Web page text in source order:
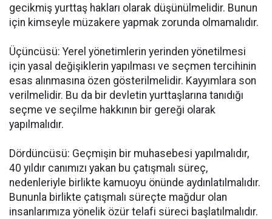
gecikmiş yurttaş hakları olarak düşünülmelidir. Bunun
için kimseyle müzakere yapmak zorunda olmamalıdır.
Üçüncüsü: Yerel yönetimlerin yerinden yönetilmesi
için yasal değişiklerin yapılması ve seçmen tercihinin
esas alınmasına özen gösterilmelidir. Kayyımlara son
verilmelidir. Bu da bir devletin yurttaşlarına tanıdığı
seçme ve seçilme hakkının bir gereği olarak
yapılmalıdır.
Dördüncüsü: Geçmişin bir muhasebesi yapılmalıdır,
40 yıldır canımızı yakan bu çatışmalı süreç,
nedenleriyle birlikte kamuoyu önünde aydınlatılmalıdır.
Bununla birlikte çatışmalı süreçte mağdur olan
insanlarımıza yönelik özür telafi süreci başlatılmalıdır.